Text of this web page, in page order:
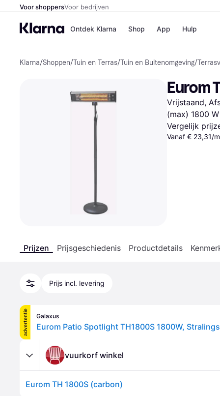
Voor shoppersVoor bedrijven
Ontdek Klarna Shop
Winkels
Bol
H&M
Kruidvat
App Hulp
Klarna/Shoppen/Tuin en Terras/Tuin en Buitenomgeving/
Eurom
Vrijstaand,
(max) 1800 W
Vergelijk
Vanaf € 23,31/
Prijzen Prijsgeschiedenis Productdetails
Prijs incl. levering
advertentie Galaxus
vuurkorf winkel
Eurom TH 1800S (carbon)